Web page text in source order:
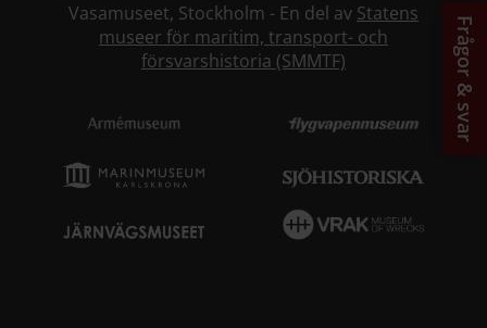
Frågor & svar
Vasamuseet, Stockholm - En del av Statens
museer för maritim, transport- och
försvarshistoria (SMMTF)